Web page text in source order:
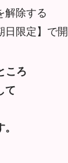
解除する
日限定】で
ころ
て